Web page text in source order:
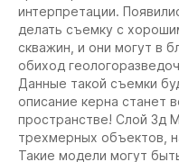
интерпретации.
делать съемку с
скважин, и они могут в
обиход
Данные такой съемки
описание керна станет
пространстве! Слой 3д
трехмерных объектов,
Такие модели могут